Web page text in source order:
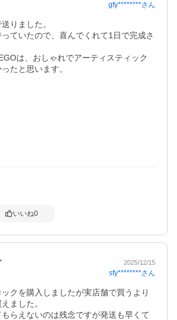
gfy********さん
りました。
ていたので、喜んでくれて1日で完成さ
は、おしゃれでアーティスティック
たと思います。
いいね0
2025/12/15
sfy********さん
クを購入しましたが実店舗で買うより
ました。
らえないのは残念ですが発送も早くて